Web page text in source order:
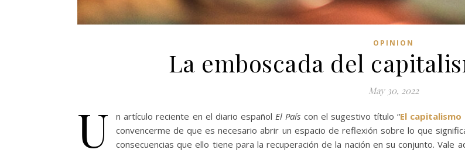
OPINION
La emboscada del
May 30, 2022
U n artículo reciente en el diario español El País con el sugestivo título “El capitalismo
convencerme de que es necesario abrir un espacio de reflexión sobre lo que
consecuencias que ello tiene para la recuperación de la nación en su conjunto. Vale